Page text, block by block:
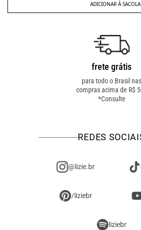
ADICIONAR À SACOLA
frete grátis
para todo o Brasil nas
compras acima de R$
*Consulte
REDES
@lizie.br
/liziebr
liziebr